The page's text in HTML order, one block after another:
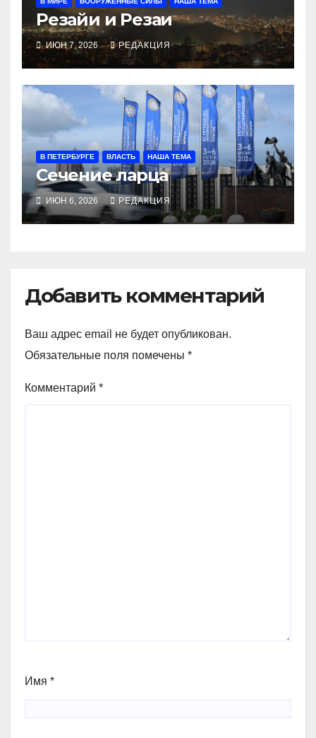
Резайи и Резаи
ИЮН 7, 2026 РЕДАКЦИЯ
В ПЕТЕРБУРГЕ ВЛАСТЬ НАША ТЕМА
Сечение ларца
ИЮН 6, 2026 РЕДАКЦИЯ
Добавить комментарий
Ваш адрес email не будет опубликован.
Обязательные поля помечены *
Комментарий *
Имя *